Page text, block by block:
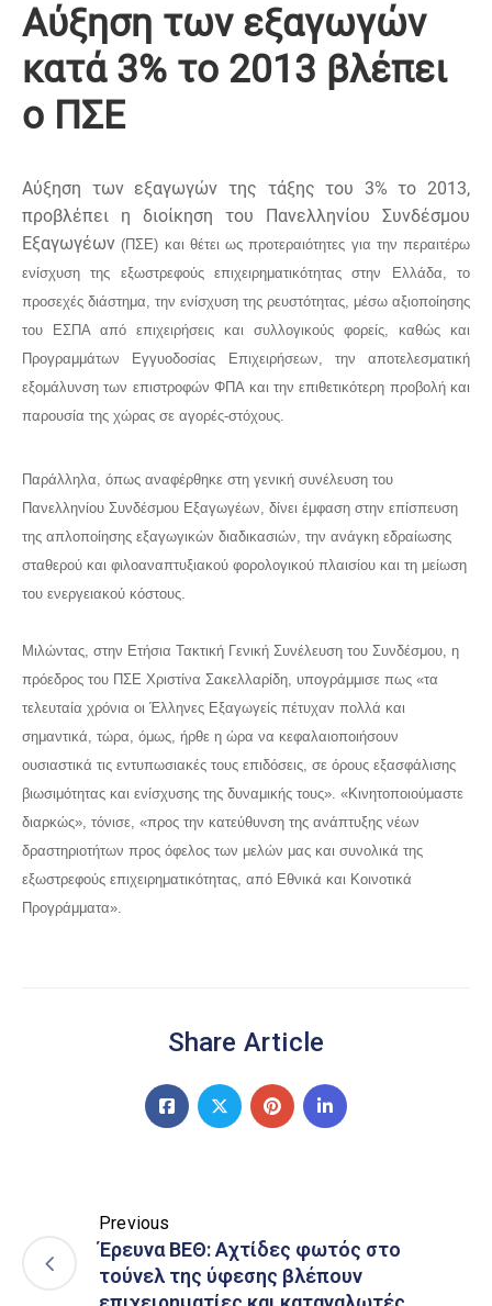
Αύξηση των εξαγωγών
κατά 3% το 2013 βλέπει
ο ΠΣΕ
Αύξηση των εξαγωγών της τάξης του 3% το 2013,
προβλέπει η διοίκηση του Πανελληνίου Συνδέσμου
Εξαγωγέων(ΠΣΕ) και θέτει ως προτεραιότητες για την περαιτέρω
ενίσχυση της εξωστρεφούς επιχειρηματικότητας στην Ελλάδα, το
προσεχές διάστημα, την ενίσχυση της ρευστότητας, μέσω αξιοποίησης
του ΕΣΠΑ από επιχειρήσεις και συλλογικούς φορείς, καθώς και
Προγραμμάτων Εγγυοδοσίας Επιχειρήσεων, την αποτελεσματική
εξομάλυνση των επιστροφών ΦΠΑ και την επιθετικότερη προβολή και
παρουσία της χώρας σε αγορές-στόχους.
Παράλληλα, όπως αναφέρθηκε στη γενική συνέλευση του
Πανελληνίου Συνδέσμου Εξαγωγέων, δίνει έμφαση στην επίσπευση
της απλοποίησης εξαγωγικών διαδικασιών, την ανάγκη εδραίωσης
σταθερού και φιλοαναπτυξιακού φορολογικού πλαισίου και τη μείωση
του ενεργειακού κόστους.
Μιλώντας, στην Ετήσια Τακτική Γενική Συνέλευση του Συνδέσμου, η
πρόεδρος του ΠΣΕ Χριστίνα Σακελλαρίδη, υπογράμμισε πως «τα
τελευταία χρόνια οι Έλληνες Εξαγωγείς πέτυχαν πολλά και
σημαντικά, τώρα, όμως, ήρθε η ώρα να κεφαλαιοποιήσουν
ουσιαστικά τις εντυπωσιακές τους επιδόσεις, σε όρους εξασφάλισης
βιωσιμότητας και ενίσχυσης της δυναμικής τους». «Kινητοποιούμαστε
διαρκώς», τόνισε, «προς την κατεύθυνση της ανάπτυξης νέων
δραστηριοτήτων προς όφελος των μελών μας και συνολικά της
εξωστρεφούς επιχειρηματικότητας, από Εθνικά και Κοινοτικά
Προγράμματα».
Share Article
Previous
Έρευνα ΒΕΘ: Αχτίδες φωτός στο
τούνελ της ύφεσης βλέπουν